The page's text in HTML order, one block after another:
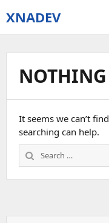
XNADEV
It seems we can’t
searching can help.
Search
for: